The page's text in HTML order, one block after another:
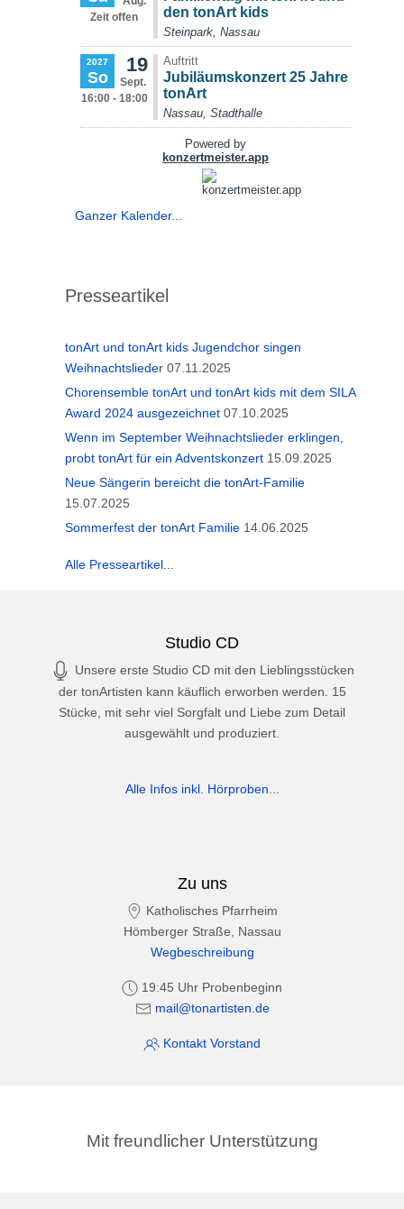
Ganzer Kalender...
Presseartikel
tonArt und tonArt kids Jugendchor singen
Weihnachtslieder 07.11.2025
Chorensemble tonArt und tonArt kids mit dem SILA
Award 2024 ausgezeichnet 07.10.2025
Wenn im September Weihnachtslieder erklingen,
probt tonArt für ein Adventskonzert 15.09.2025
Neue Sängerin bereicht die tonArt-Familie
15.07.2025
Sommerfest der tonArt Familie 14.06.2025
Alle Presseartikel...
Studio CD
Unsere erste Studio CD mit den Lieblingsstücken
der tonArtisten kann käuflich erworben werden. 15
Stücke, mit sehr viel Sorgfalt und Liebe zum Detail
ausgewählt und produziert.
Alle Infos inkl. Hörproben...
Zu uns
Katholisches Pfarrheim
Hömberger Straße, Nassau
Wegbeschreibung
19:45 Uhr Probenbeginn
mail@tonartisten.de
Kontakt Vorstand
Mit freundlicher Unterstützung